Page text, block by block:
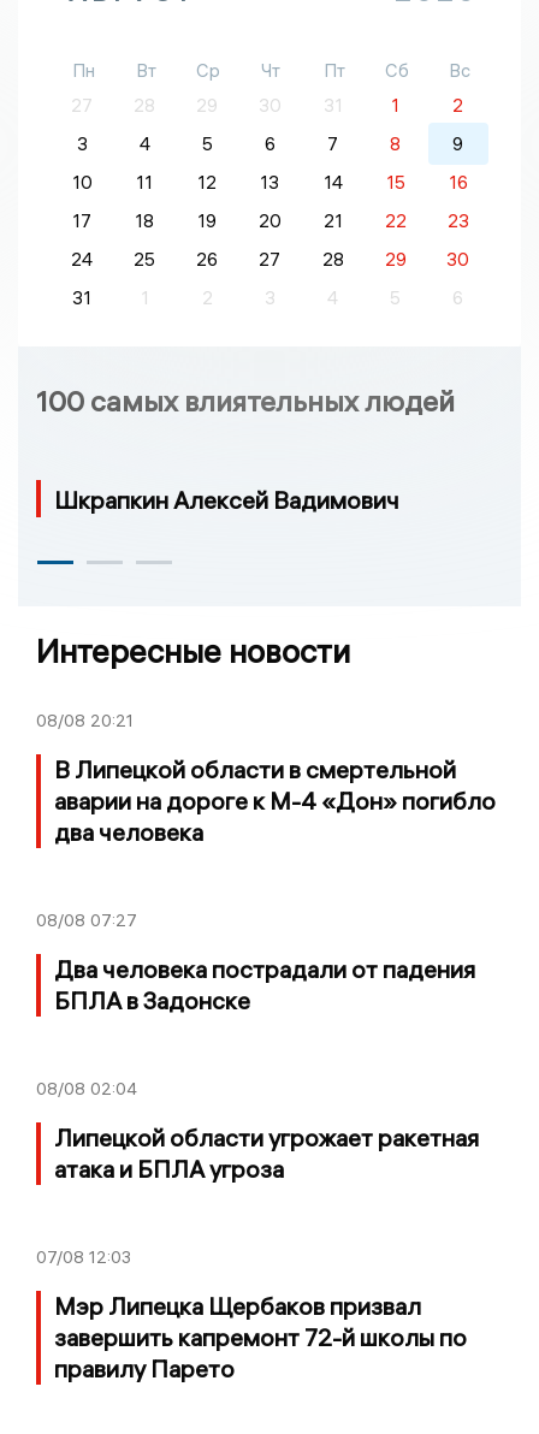
Пн Вт Ср Чт Пт Сб
Вс
27
28 29 30 31 1
2
3
4 5 6 7 8
9
10
11 12 13 14 15
16
17
18 19 20 21 22
23
24
25 26 27 28 29
30
31
1 2 3 4 5 6
100 самых влиятельных людей
Шкрапкин Алексей Вадимович
Интересные новости
08/08 20:21
В Липецкой области в смертельной
аварии на дороге к М-4 «Дон» погибло
два человека
08/08 07:27
Два человека пострадали от падения
БПЛА в Задонске
08/08 02:04
Липецкой области угрожает ракетная
атака и БПЛА угроза
07/08 12:03
Мэр Липецка Щербаков призвал
завершить капремонт 72-й школы по
правилу Парето